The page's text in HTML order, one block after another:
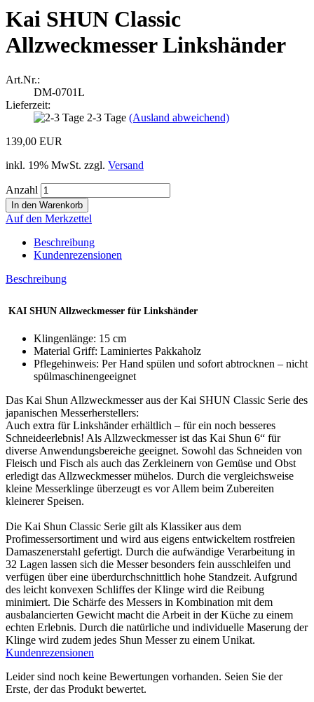
Kai SHUN Classic
Allzweckmesser Linkshänder
Art.Nr.:
DM-0701L
Lieferzeit:
2-3 Tage (Ausland abweichend)
139,00 EUR
inkl. 19% MwSt. zzgl. Versand
Anzahl
Auf den Merkzettel
Beschreibung
Kundenrezensionen
Beschreibung
KAI SHUN Allzweckmesser für Linkshänder
Klingenlänge: 15 cm
Material Griff: Laminiertes Pakkaholz
Pflegehinweis: Per Hand spülen und sofort abtrocknen – nicht
spülmaschinengeeignet
Das Kai Shun Allzweckmesser aus der Kai SHUN Classic Serie des
japanischen Messerherstellers:
Auch extra für Linkshänder erhältlich – für ein noch besseres
Schneideerlebnis! Als Allzweckmesser ist das Kai Shun 6“ für
diverse Anwendungsbereiche geeignet. Sowohl das Schneiden von
Fleisch und Fisch als auch das Zerkleinern von Gemüse und Obst
erledigt das Allzweckmesser mühelos. Durch die vergleichsweise
kleine Messerklinge überzeugt es vor Allem beim Zubereiten
kleinerer Speisen.
Die Kai Shun Classic Serie gilt als Klassiker aus dem
Profimessersortiment und wird aus eigens entwickeltem rostfreien
Damaszenerstahl gefertigt. Durch die aufwändige Verarbeitung in
32 Lagen lassen sich die Messer besonders fein ausschleifen und
verfügen über eine überdurchschnittlich hohe Standzeit. Aufgrund
des leicht konvexen Schliffes der Klinge wird die Reibung
minimiert. Die Schärfe des Messers in Kombination mit dem
ausbalancierten Gewicht macht die Arbeit in der Küche zu einem
echten Erlebnis. Durch die natürliche und individuelle Maserung der
Klinge wird zudem jedes Shun Messer zu einem Unikat.
Kundenrezensionen
Leider sind noch keine Bewertungen vorhanden. Seien Sie der
Erste, der das Produkt bewertet.